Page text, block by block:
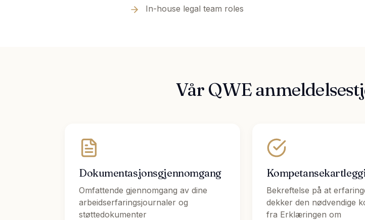
In-house legal team roles
Vår QWE
Dokumentasjonsgjennomgang
Omfattende gjennomgang av dine
arbeidserfaringsjournaler og
støttedokumenter
Bekreftelse på at
dekker den nødvendige
fra Erklæringen om